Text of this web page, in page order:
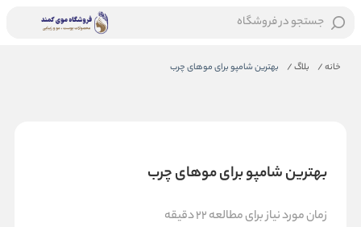
جستجو در فروشگاه
خانه/ بلاگ/ بهترین شامپو برای موهای چرب
بهترین شامپو برای موهای چرب
زمان مورد نیاز برای مطالعه 22 دقیقه